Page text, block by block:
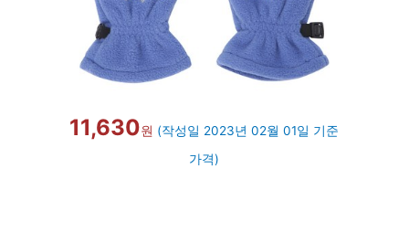
11,630원 (작성일 2023년 02월 01일 기준
가격)